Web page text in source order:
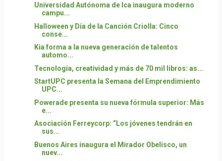
Universidad Autónoma de Ica inaugura moderno
campu...
Halloween y Día de la Canción Criolla: Cinco
conse...
Kia forma a la nueva generación de talentos
automo...
Tecnología, creatividad y más de 70 mil libros: as...
StartUPC presenta la Semana del Emprendimiento
UPC...
Powerade presenta su nueva fórmula superior: Más
e...
Asociación Ferreycorp: “Los jóvenes tendrán en
sus...
Buenos Aires inaugura el Mirador Obelisco, un
nuev...